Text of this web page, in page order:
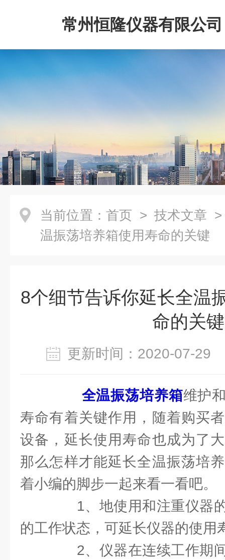
常州恒隆仪器有限公司
当前位置： 首页 > 技术文章
温振荡培养箱使用寿命的关键
8个细节告诉你延长全温
命的关键
更新时间：2020-07-
全温振荡培养箱维护
寿命有着关键作用，随着购买
设备，延长使用寿命也成为了
那么怎样才能延长全温振荡培
着小编的脚步一起来看一看吧。
1、地使用和注重仪器的
的工作状态，可延长仪器的使用
2、仪器在连续工作期间